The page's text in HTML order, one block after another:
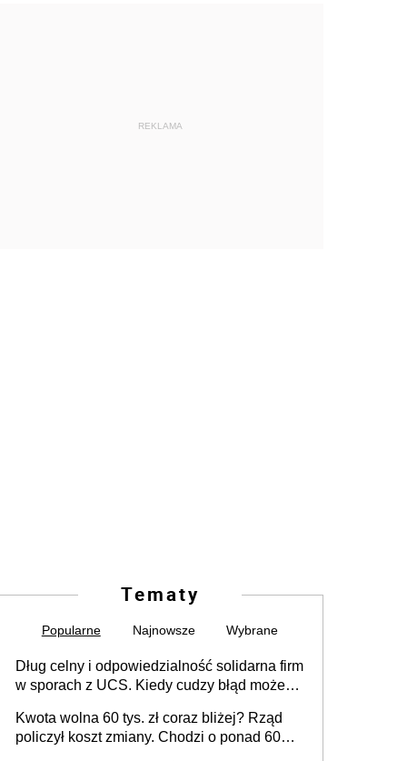
REKLAMA
Tematy
Popularne Najnowsze Wybrane
Dług celny i odpowiedzialność solidarna firm
w sporach z UCS. Kiedy cudzy błąd może
Kwota wolna 60 tys. zł coraz bliżej? Rząd
policzył koszt zmiany. Chodzi o ponad 60